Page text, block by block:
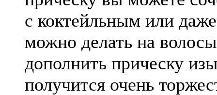
с коктейльным или
можно делать на
дополнить прическу
получится очень